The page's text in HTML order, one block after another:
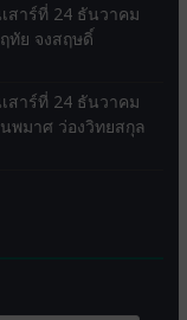
สาร์ที่ 24 ธันวาคม
ทัย จงสฤษดิ์
สาร์ที่ 24 ธันวาคม
พมาศ ว่องวิทยสกุล